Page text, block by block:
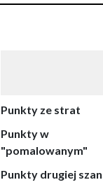
Punkty ze strat
Punkty w
"pomalowanym"
Punkty drugiej